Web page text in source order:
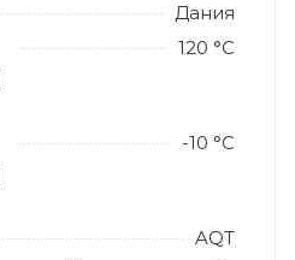
Дания
120 °C
-10 °C
AQT